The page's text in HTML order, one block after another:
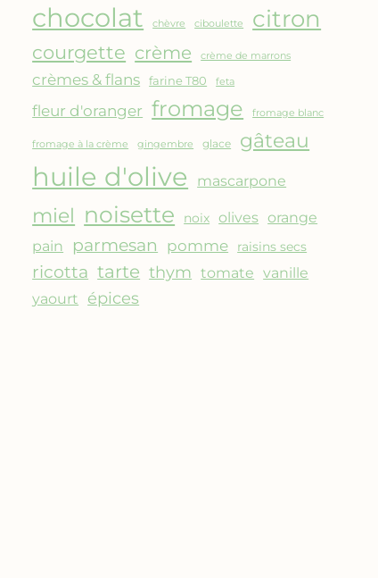
AU
FOUR
chocolat chèvre ciboulette citron
courgette crème crème de marrons
crèmes & flans farine T80 feta
fleur d'oranger fromage fromage blanc
fromage à la crème gingembre glace gâteau
huile d'olive mascarpone
miel noisette noix olives orange
pain
parmesan pomme raisins secs
ricotta tarte thym tomate vanille
yaourt épices